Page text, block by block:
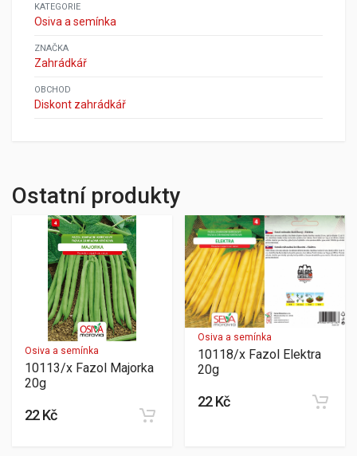
KATEGORIE
Osiva a semínka
ZNAČKA
Zahrádkář
OBCHOD
Diskont zahrádkář
Ostatní produkty
Osiva a semínka
10113/x Fazol Majorka
20g
22 Kč
Osiva a semínka
10118/x Fazol Elektra
20g
22 Kč